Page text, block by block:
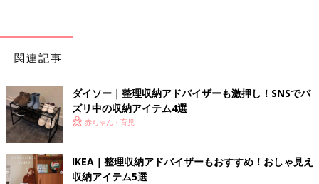
関連記事
ダイソー｜整理収納アドバイザーも激押し！SNSでバ
ズリ中の収納アイテム4選
赤ちゃん・育児
IKEA｜整理収納アドバイザーもおすすめ！おしゃ見え
収納アイテム5選